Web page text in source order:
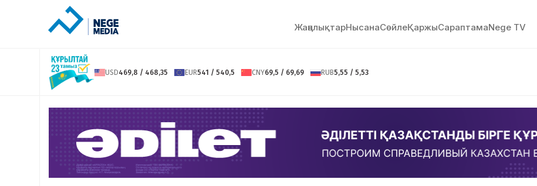
ЖаңалықтарНысанаСөйлeҚаржыСараптамаNege TV
USD469,8 / 468,35 EUR541 / 540,5 CNY69,5 / 69,69 RUB5,55 / 5,53